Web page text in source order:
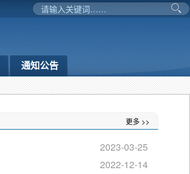
通知公告
更多 >>
2023-03-25
2022-12-14